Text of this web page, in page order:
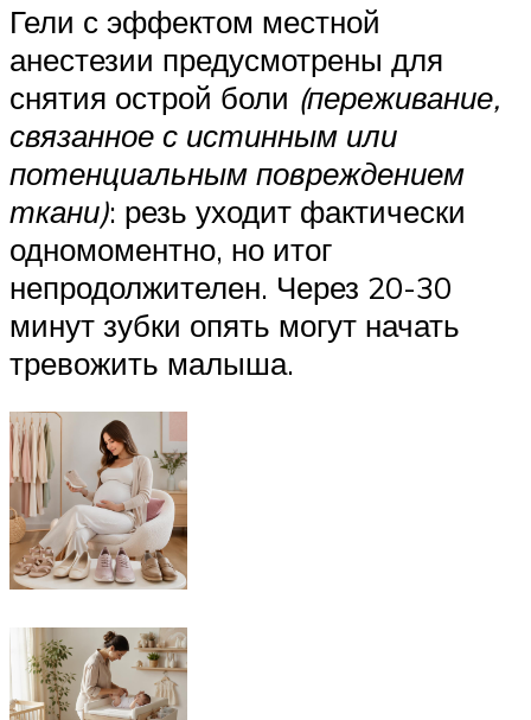
Гели с эффектом местной
анестезии предусмотрены для
снятия острой боли (переживание,
связанное с истинным или
потенциальным повреждением
ткани): резь уходит фактически
одномоментно, но итог
непродолжителен. Через 20-30
минут зубки опять могут начать
тревожить малыша.